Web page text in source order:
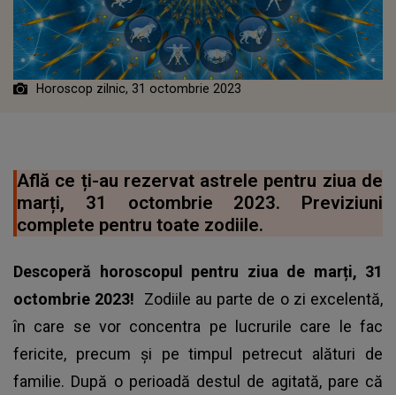
Horoscop zilnic, 31 octombrie 2023
Află ce ți-au rezervat astrele pentru ziua de
marți, 31 octombrie 2023. Previziuni
complete pentru toate zodiile.
Descoperă horoscopul pentru ziua de marți, 31
octombrie 2023! Zodiile au parte de o zi excelentă,
în care se vor concentra pe lucrurile care le fac
fericite, precum și pe timpul petrecut alături de
familie. După o perioadă destul de agitată, pare că